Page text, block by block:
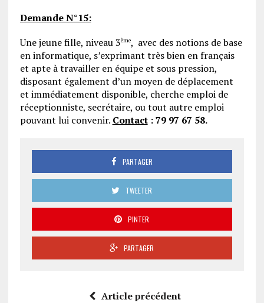
Demande N°15:
Une jeune fille, niveau 3ème, avec des notions de base
en informatique, s’exprimant très bien en français
et apte à travailler en équipe et sous pression,
disposant également d’un moyen de déplacement
et immédiatement disponible, cherche emploi de
réceptionniste, secrétaire, ou tout autre emploi
pouvant lui convenir. Contact: 79 97 67 58.
PARTAGER
TWEETER
PINTER
PARTAGER
Article précédent